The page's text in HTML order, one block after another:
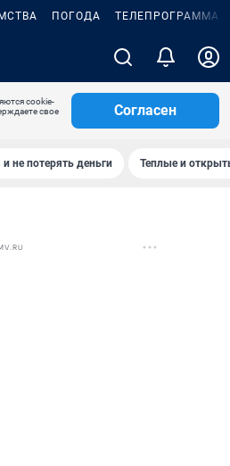
ПОГОДА ТЕЛЕПРОГРАММА
cookie-
свое
Согласен
не потерять деньги Теплые и